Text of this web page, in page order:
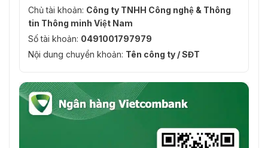
Chủ tài khoản: Công ty TNHH Công nghệ & Thông
tin Thông minh Việt Nam
Số tài khoản: 0491001797979
Nội dung chuyển khoản: Tên công ty / SĐT